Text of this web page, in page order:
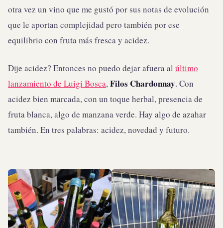
otra vez un vino que me gustó por sus notas de evolución
que le aportan complejidad pero también por ese
equilibrio con fruta más fresca y acidez.
Dije acidez? Entonces no puedo dejar afuera al último
lanzamiento de Luigi Bosca,Filos Chardonnay. Con
acidez bien marcada, con un toque herbal, presencia de
fruta blanca, algo de manzana verde. Hay algo de azahar
también. En tres palabras: acidez, novedad y futuro.